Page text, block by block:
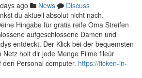
ago News
Discuss
du aktuell absolut nicht nach.
Hingabe für gratis reife Oma Streifen
aufgeschlossene Damen und
entdeckt. Der Klick bei der bequemsten
Netz holt dir jede Menge Filme fileür
Personal computer. https://ficken-in-